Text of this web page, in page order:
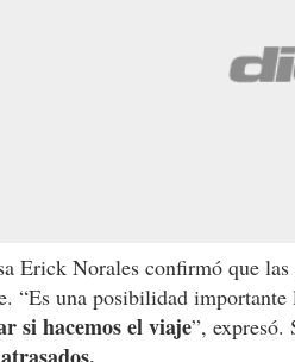
Erick Norales confirmó que
“Es una posibilidad importante
si hacemos el viaje”, expresó.